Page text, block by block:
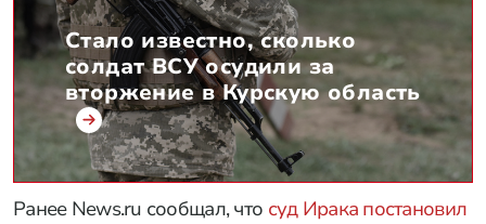
Стало известно, сколько
солдат ВСУ осудили за
вторжение в Курскую область
Ранее News.ru сообщал, что суд Ирака постановил